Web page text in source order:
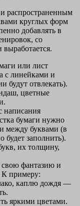
распространенным
круглых форм
добавлять в
со
или лист
с линейками и
будут отвлекать).
цветные
написания
бумаги нужно
между буквами (в
заполнить).
их толщину,
фантазию и
К примеру:
каплю дождя —
яркими цветами.